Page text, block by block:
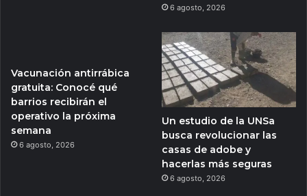
6 agosto, 2026
Vacunación antirrábica
gratuita: Conocé qué
barrios recibirán el
operativo la próxima
semana
6 agosto, 2026
Un estudio de la UNSa
busca revolucionar las
casas de adobe y
hacerlas más seguras
6 agosto, 2026